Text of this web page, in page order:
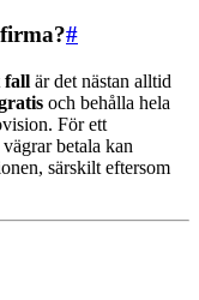
#
fall är det nästan alltid
och behålla hela
För ett
betala kan
särskilt eftersom